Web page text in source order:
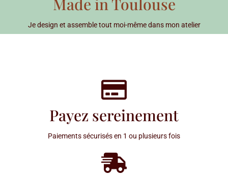
Je design et assemble tout moi-même dans mon atelier
Payez sereinement
Paiements sécurisés en 1 ou plusieurs fois